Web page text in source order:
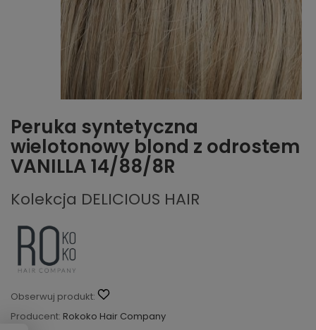
Peruka syntetyczna
wielotonowy blond z odrostem
VANILLA 14/88/8R
Kolekcja DELICIOUS HAIR
Obserwuj produkt:
Producent: Rokoko Hair Company